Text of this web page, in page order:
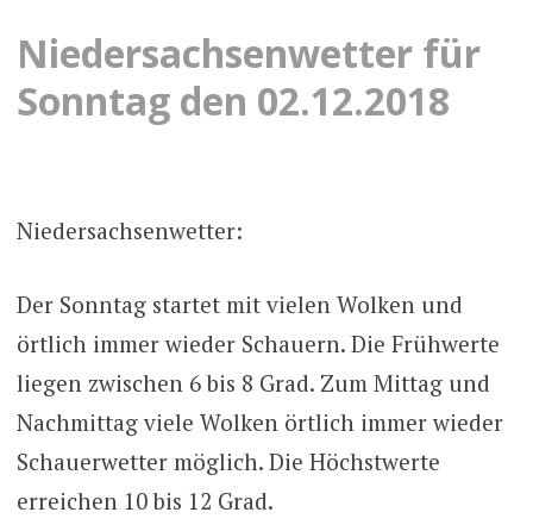
Niedersachsenwetter für
Sonntag den 02.12.2018
Niedersachsenwetter:
Der Sonntag startet mit vielen Wolken und
örtlich immer wieder Schauern. Die Frühwerte
liegen zwischen 6 bis 8 Grad. Zum Mittag und
Nachmittag viele Wolken örtlich immer wieder
Schauerwetter möglich. Die Höchstwerte
erreichen 10 bis 12 Grad.